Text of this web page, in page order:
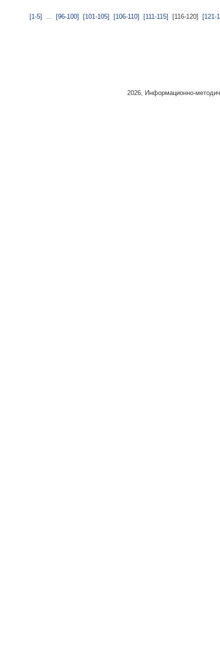
[1-5] ... [96-100] [101-105] [106-110] [111-115] [116-120] [121-
2026, Информационно-